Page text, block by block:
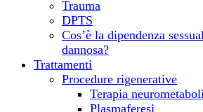
Trauma
DPTS
Cos’è la dipendenza
dannosa?
Trattamenti
Procedure rigenerative
Terapia
Plasmaferesi